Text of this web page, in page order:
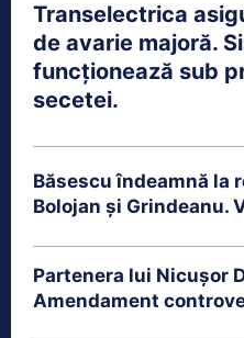
Transelectrica
de avarie majoră.
funcționează sub
secetei.
Băsescu îndeamnă la
Bolojan și Grindeanu.
Partenera lui Nicușor
Amendament